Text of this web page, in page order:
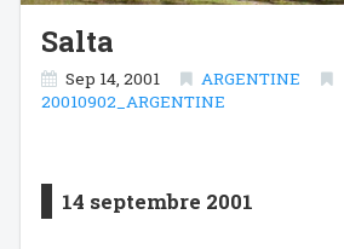
Bresil 2001
Mexique 2001
Turquie 2010
Sri Lanka 2013
Salta
Sep 14, 2001
ARGENTINE
20010902_ARGENTINE
14 septembre 2001